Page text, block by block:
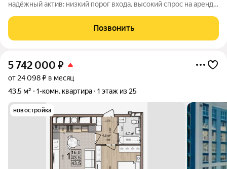
надёжный актив: низкий порог входа, высокий спрос на аренду
чтобы жизнь была удобной,
Позвонить
5 742 000 ₽
от 24 098 ₽ в месяц
43,5 м²
1-комн. квартира 1 этаж из 25
новостройка